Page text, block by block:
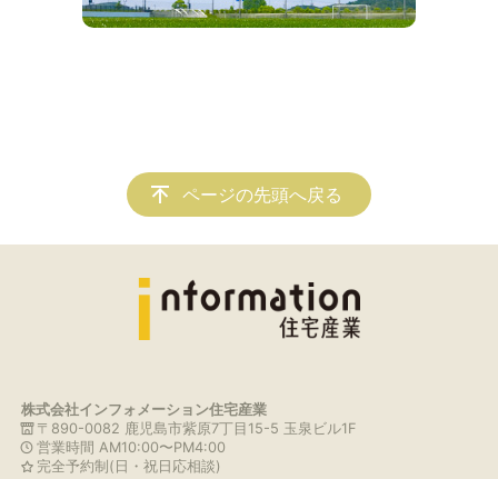
ページの先頭へ戻る
株式会社インフォメーション住宅産業
〒890-0082 鹿児島市紫原7丁目15-5 玉泉ビル1F
営業時間 AM10:00〜PM4:00
完全予約制(日・祝日応相談)